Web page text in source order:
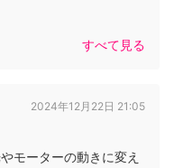
すべて見る
2024年12月22日 21:05
モーターの動きに変え